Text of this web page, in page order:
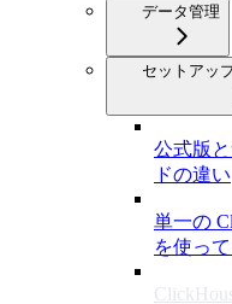
データ管理
セットアッ
公式版
ドの違い
単一の
を使っ